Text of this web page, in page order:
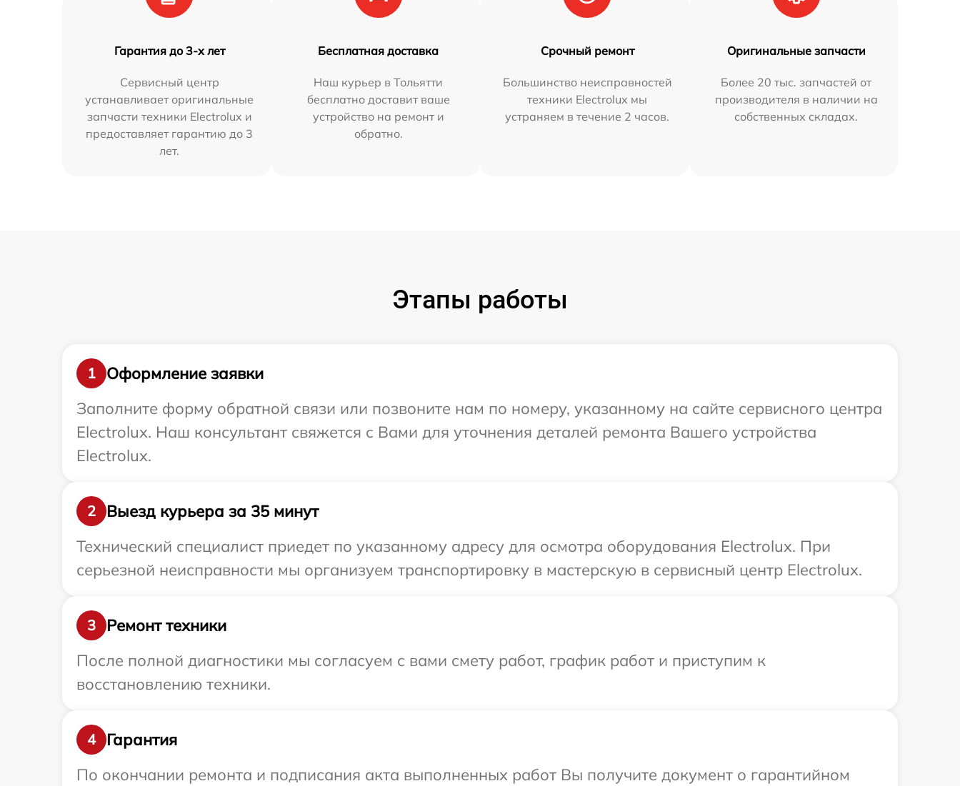
Гарантия до 3-х лет
Сервисный центр
устанавливает оригинальные
запчасти техники Electrolux и
предоставляет гарантию до 3
лет.
Бесплатная доставка
Наш курьер в Тольятти
бесплатно доставит ваше
устройство на ремонт и
обратно.
Срочный ремонт
Большинство неисправностей
техники Electrolux мы
устраняем в течение 2 часов.
Оригинальные запчасти
Более 20 тыс. запчастей от
производителя в наличии на
собственных складах.
Этапы работы
1
Оформление заявки
Заполните форму обратной связи или позвоните нам по номеру, указанному на сайте сервисного центра
Electrolux. Наш консультант свяжется с Вами для уточнения деталей ремонта Вашего устройства
Electrolux.
2
Выезд курьера за 35 минут
Технический специалист приедет по указанному адресу для осмотра оборудования Electrolux. При
серьезной неисправности мы организуем транспортировку в мастерскую в сервисный центр Electrolux.
3
Ремонт техники
После полной диагностики мы согласуем с вами смету работ, график работ и приступим к
восстановлению техники.
4
Гарантия
По окончании ремонта и подписания акта выполненных работ Вы получите документ о гарантийном